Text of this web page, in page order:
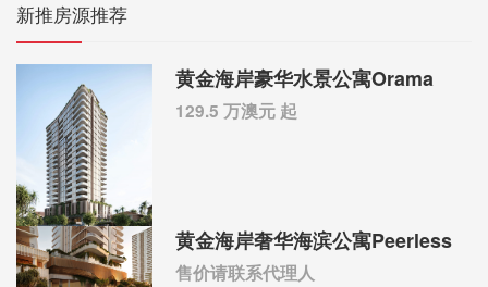
新推房源推荐
黄金海岸豪华水景公寓Orama
129.5 万澳元 起
黄金海岸奢华海滨公寓Peerless
售价请联系代理人